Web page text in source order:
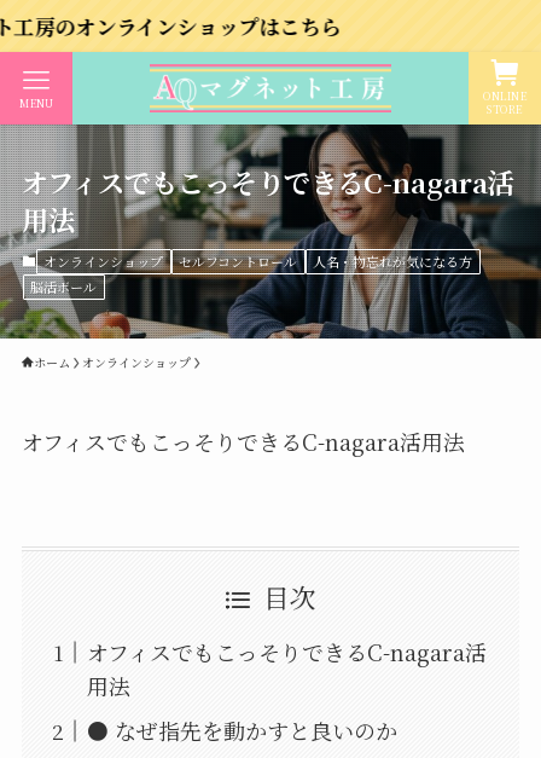
インショップはこちら
ONLINE
STORE
MENU
オフィスでもこっそりできるC-nagara活
用法
オンラインショップ セルフコントロール
人名・物忘れが気になる方
脳活ボール
ホーム オンラインショップ
オフィスでもこっそりできるC-nagara活用法
目次
オフィスでもこっそりできるC-nagara活
用法
● なぜ指先を動かすと良いのか